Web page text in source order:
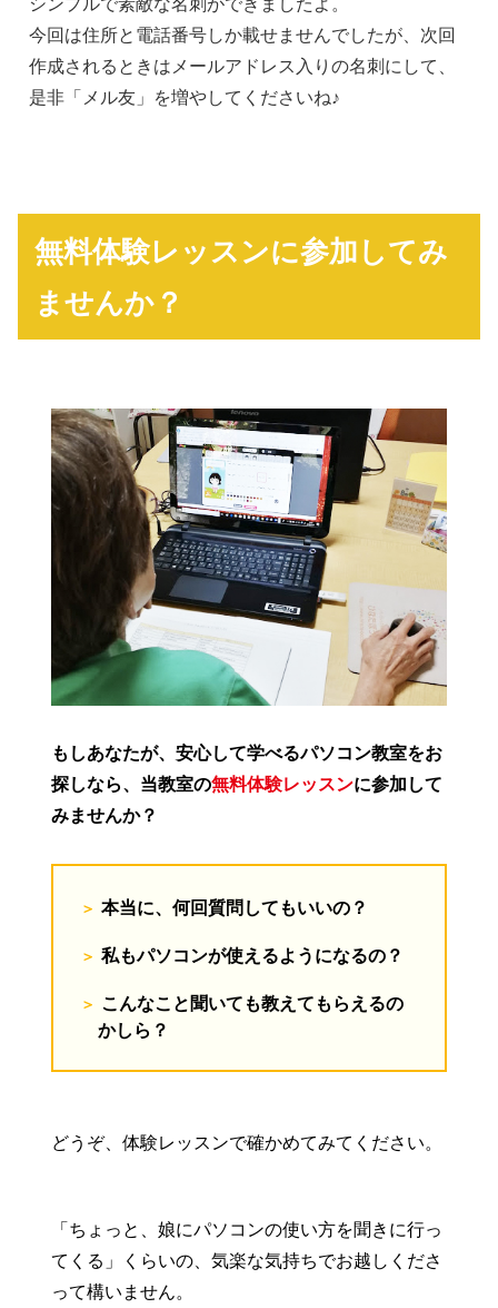
シンプルで素敵な名刺ができましたよ。
今回は住所と電話番号しか載せませんでしたが、次回
作成されるときはメールアドレス入りの名刺にして、
是非「メル友」を増やしてくださいね♪
無料体験レッスンに参加してみ
ませんか？
もしあなたが、安心して学べるパソコン教室をお
探しなら、当教室の無料体験レッスンに参加して
みませんか？
本当に、何回質問してもいいの？
私もパソコンが使えるようになるの？
こんなこと聞いても教えてもらえるの
かしら？
どうぞ、体験レッスンで確かめてみてください。
「ちょっと、娘にパソコンの使い方を聞きに行っ
てくる」くらいの、気楽な気持ちでお越しくださ
って構いません。